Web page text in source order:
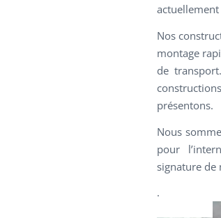
Nos
montage
de
présentons.
Nous
pour
signature de
.